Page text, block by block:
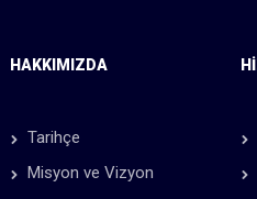
HAKKIMIZDA
Tarihçe
Misyon ve Vizyon